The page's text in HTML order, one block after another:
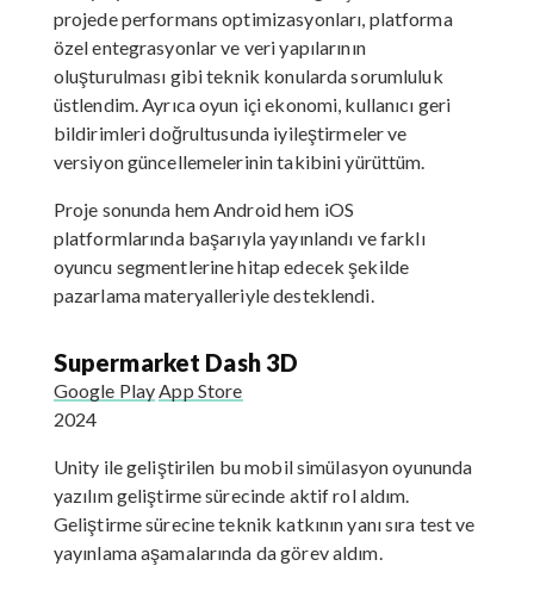
projede performans optimizasyonları, platforma
özel entegrasyonlar ve veri yapılarının
oluşturulması gibi teknik konularda sorumluluk
üstlendim. Ayrıca oyun içi ekonomi, kullanıcı geri
bildirimleri doğrultusunda iyileştirmeler ve
versiyon güncellemelerinin takibini yürüttüm.
Proje sonunda hem Android hem iOS
platformlarında başarıyla yayınlandı ve farklı
oyuncu segmentlerine hitap edecek şekilde
pazarlama materyalleriyle desteklendi.
Supermarket Dash 3D
Google PlayApp Store
2024
Unity ile geliştirilen bu mobil simülasyon oyununda
yazılım geliştirme sürecinde aktif rol aldım.
Geliştirme sürecine teknik katkının yanı sıra test ve
yayınlama aşamalarında da görev aldım.